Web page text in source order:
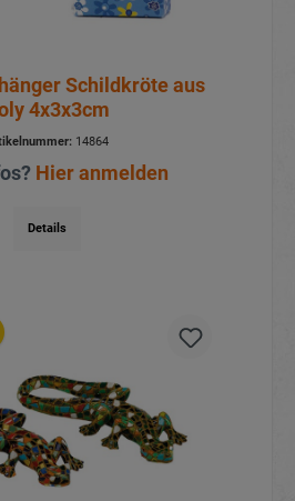
Schildkröte aus
4x3x3cm
14864
Hier anmelden
Details